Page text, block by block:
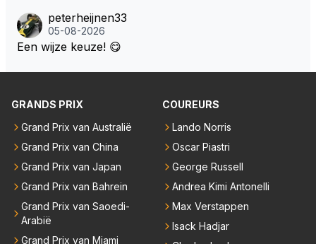
peterheijnen33
05-08-2026
Een wijze keuze! 😋
GRANDS PRIX
Grand Prix van Australië
Grand Prix van China
Grand Prix van Japan
Grand Prix van Bahrein
Grand Prix van Saoedi-
Arabië
Grand Prix van Miami
COUREURS
Lando Norris
Oscar Piastri
George Russell
Andrea Kimi Antonelli
Max Verstappen
Isack Hadjar